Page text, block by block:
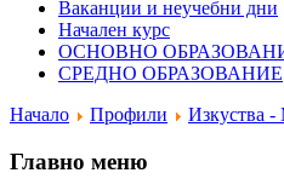
Ваканции и неучебни дни
Начален курс
ОСНОВНО
СРЕДНО ОБРАЗОВАНИЕ
Начало
Профили Изкуства -
Главно меню